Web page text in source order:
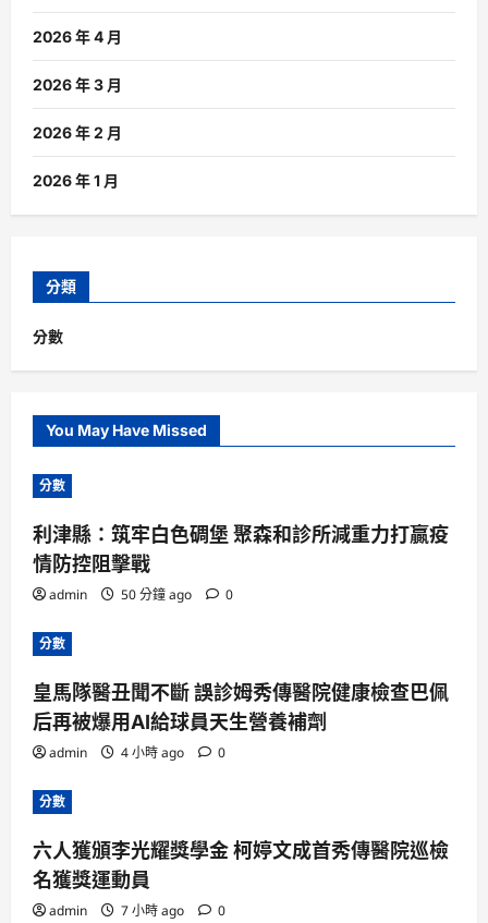
2026 年 4 月
2026 年 3 月
2026 年 2 月
2026 年 1 月
分類
分數
You May Have Missed
分數
利津縣：筑牢白色碉堡 聚森和診所減重力打贏疫
情防控阻擊戰
admin 50 分鐘 ago 0
分數
皇馬隊醫丑聞不斷 誤診姆秀傳醫院健康檢查巴佩
后再被爆用AI給球員天生營養補劑
admin 4 小時 ago 0
分數
六人獲頒李光耀獎學金 柯婷文成首秀傳醫院巡檢
名獲獎運動員
admin 7 小時 ago 0